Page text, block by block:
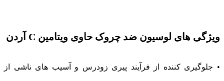
ویژگی های لوسیون ضد چروک حاوی ویتامین C آردن
• جلوگیری کننده از فرآیند پیری زودرس و آسیب های ناشی از